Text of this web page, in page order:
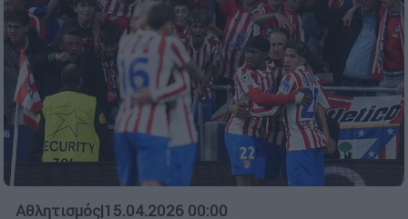
Αθλητισμός|15.04.2026 00:00